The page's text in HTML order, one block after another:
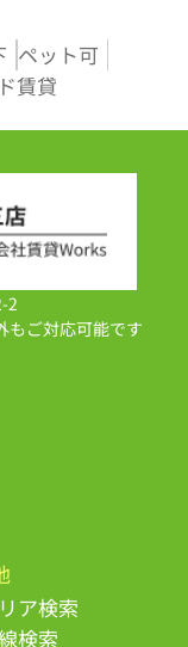
ペット可
賃貸
2
ご対応可能です
ア検索
検索